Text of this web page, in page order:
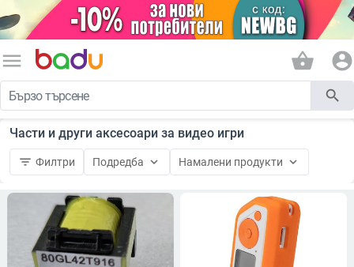
menu shopping_basket account_circle
search
Части и други аксесоари за видео игри
filter_list Филтри Подредба keyboard_arrow_down Намалени продукти keyboard_arrow_down